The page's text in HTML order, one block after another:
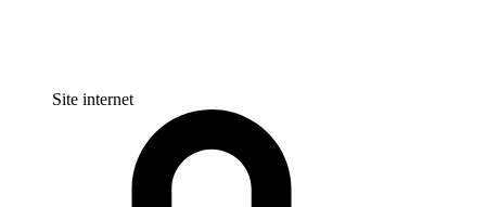
Site internet